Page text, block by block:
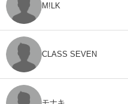
M!LK
CLASS SEVEN